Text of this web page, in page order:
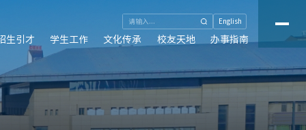
English
生引才 学生工作 文化传承 校友天地 办事指南